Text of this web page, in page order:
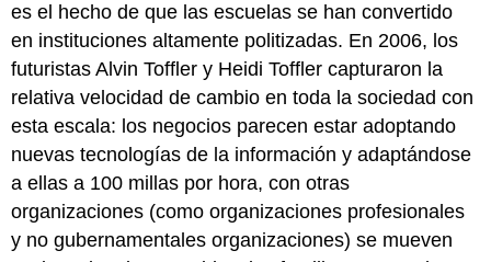
es el hecho de que las escuelas se han convertido
en instituciones altamente politizadas. En 2006, los
futuristas Alvin Toffler y Heidi Toffler capturaron la
relativa velocidad de cambio en toda la sociedad con
esta escala: los negocios parecen estar adoptando
nuevas tecnologías de la información y adaptándose
a ellas a 100 millas por hora, con otras
organizaciones (como organizaciones profesionales
y no gubernamentales organizaciones) se mueven